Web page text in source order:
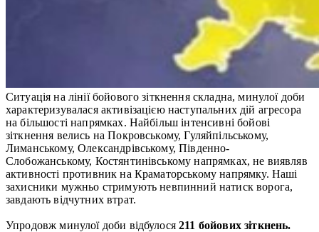
Ситуація на лінії бойового зіткнення складна, минулої доби
характеризувалася активізацією наступальних дій агресора
на більшості напрямках. Найбільш інтенсивні бойові
зіткнення велись на Покровському, Гуляйпільському,
Лиманському, Олександрівському, Південно-
Слобожанському, Костянтинівському напрямках, не виявляв
активності противник на Краматорському напрямку. Наші
захисники мужньо стримують невпинний натиск ворога,
завдають відчутних втрат.
Упродовж минулої доби відбулося211 бойових зіткнень.